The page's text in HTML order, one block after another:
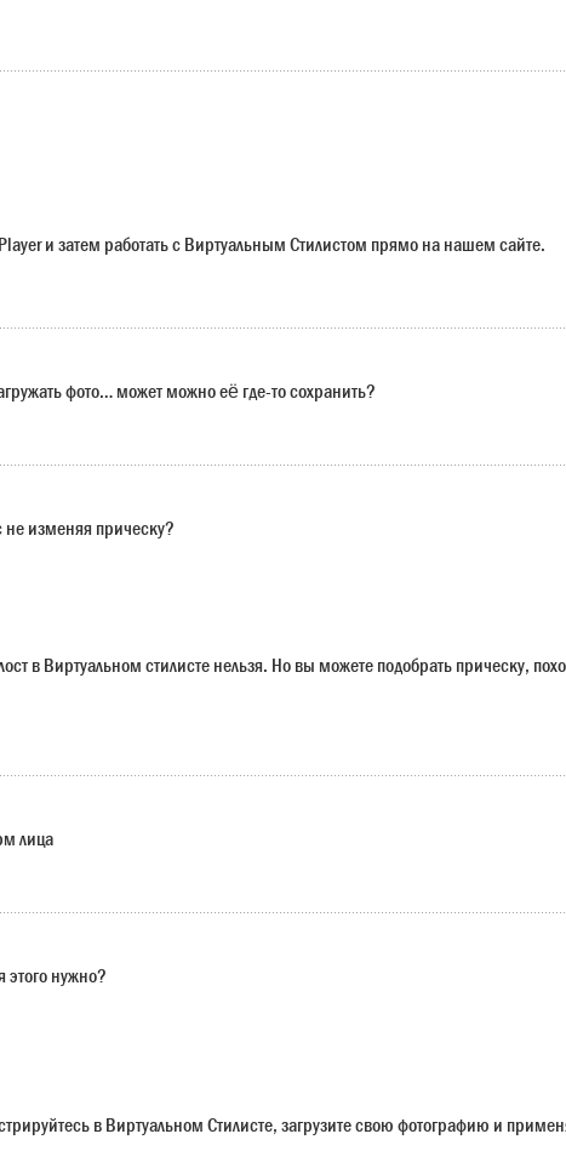
и затем работать с Виртуальным Стилистом прямо на нашем сайте.
фото… может можно её где-то сохранить?
не изменяя прическу?
в Виртуальном стилисте нельзя. Но вы можете подобрать прическу,
лица
этого нужно?
в Виртуальном Стилисте, загрузите свою фотографию и